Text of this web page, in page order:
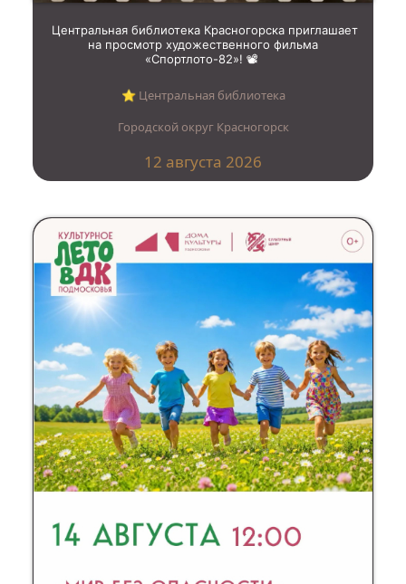
Центральная библиотека Красногорска приглашает
на просмотр художественного фильма
«Спортлото-82»! 📽️
⭐︎ Центральная библиотека
Городской округ Красногорск
12 августа 2026